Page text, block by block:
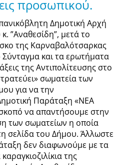
προσωπικού.
Δημοτική Αρχή
”Αναθεσίδη”, μετά το
της Καρναβαλότσαρκας
Σύνταγμα και τα ερωτήματα
της Αντιπολίτευσης στο
σωματεία των
για να την
Παράταξη «ΝΕΑ
να απαντήσουμε στην
των σωματείων η οποία
σελίδα του Δήμου. Άλλωστε
δεν διαφωνούμε με τα
της